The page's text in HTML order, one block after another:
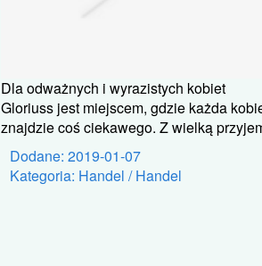
Dla odważnych i wyrazistych kobiet
Gloriuss jest miejscem, gdzie każda
znajdzie coś ciekawego. Z wielką
Dodane: 2019-01-07
Kategoria: Handel / Handel